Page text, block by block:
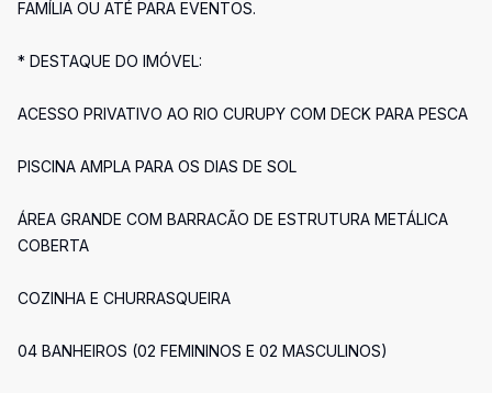
FAMÍLIA OU ATÉ PARA EVENTOS.
* DESTAQUE DO IMÓVEL:
ACESSO PRIVATIVO AO RIO CURUPY COM DECK PARA PESCA
PISCINA AMPLA PARA OS DIAS DE SOL
ÁREA GRANDE COM BARRACÃO DE ESTRUTURA METÁLICA
COBERTA
COZINHA E CHURRASQUEIRA
04 BANHEIROS (02 FEMININOS E 02 MASCULINOS)